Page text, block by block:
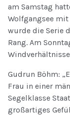
am Samstag
Wolfgangsee
wurde die Serie
Rang. Am
Gudrun Böhm:
Frau in einer
Segelklasse
großartiges